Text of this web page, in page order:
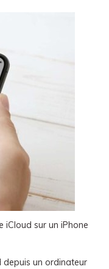
sur un iPhone
depuis un ordinateur